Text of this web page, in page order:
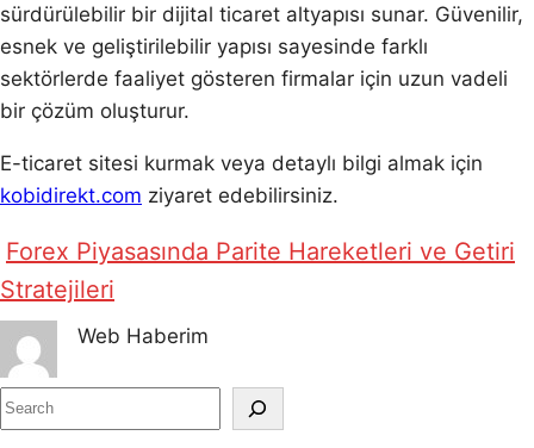
sürdürülebilir bir dijital ticaret altyapısı sunar. Güvenilir,
esnek ve geliştirilebilir yapısı sayesinde farklı
sektörlerde faaliyet gösteren firmalar için uzun vadeli
bir çözüm oluşturur.
E-ticaret sitesi kurmak veya detaylı bilgi almak için
kobidirekt.com ziyaret edebilirsiniz.
Forex Piyasasında Parite Hareketleri ve Getiri
Stratejileri
Web Haberim
S
e